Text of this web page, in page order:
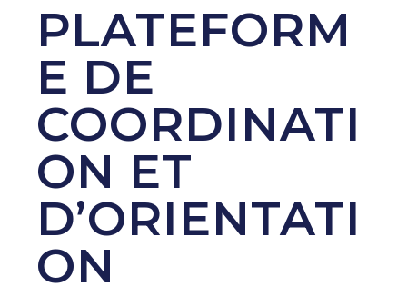
PLATEFORM
E DE
COORDINATI
ON ET
D’ORIENTATI
ON